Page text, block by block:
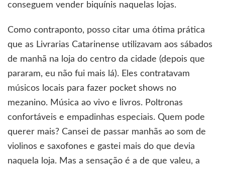
conseguem vender biquínis naquelas lojas.
Como contraponto, posso citar uma ótima prática
que as Livrarias Catarinense utilizavam aos sábados
de manhã na loja do centro da cidade (depois que
pararam, eu não fui mais lá). Eles contratavam
músicos locais para fazer pocket shows no
mezanino. Música ao vivo e livros. Poltronas
confortáveis e empadinhas especiais. Quem pode
querer mais? Cansei de passar manhãs ao som de
violinos e saxofones e gastei mais do que devia
naquela loja. Mas a sensação é a de que valeu, a